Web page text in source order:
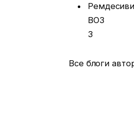
ВОЗ
3
Все блоги